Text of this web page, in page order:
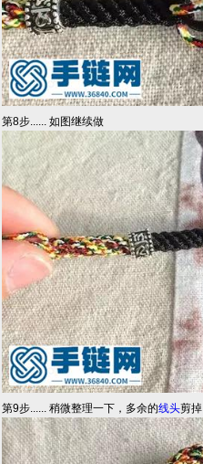
第8步...... 如图继续做
第9步...... 稍微整理一下，多余的线头剪掉